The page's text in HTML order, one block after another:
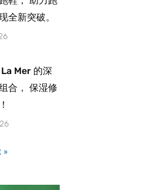
全新突破。
Mer 的深
合， 保湿修
»